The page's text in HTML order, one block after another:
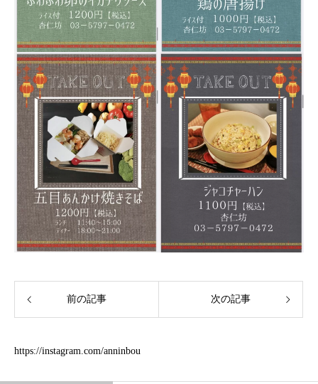
前の記事 次の記事
https://instagram.com/anninbou